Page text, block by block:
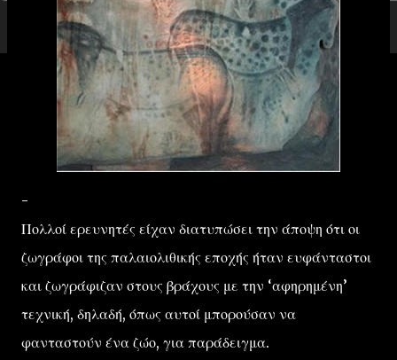
-
Πολλοί ερευνητές είχαν διατυπώσει την άποψη ότι οι
ζωγράφοι της παλαιολιθικής εποχής ήταν ευφάνταστοι
και ζωγράφιζαν στους βράχους με την ‘αφηρημένη’
τεχνική, δηλαδή, όπως αυτοί μπορούσαν να
φανταστούν ένα ζώο, για παράδειγμα.